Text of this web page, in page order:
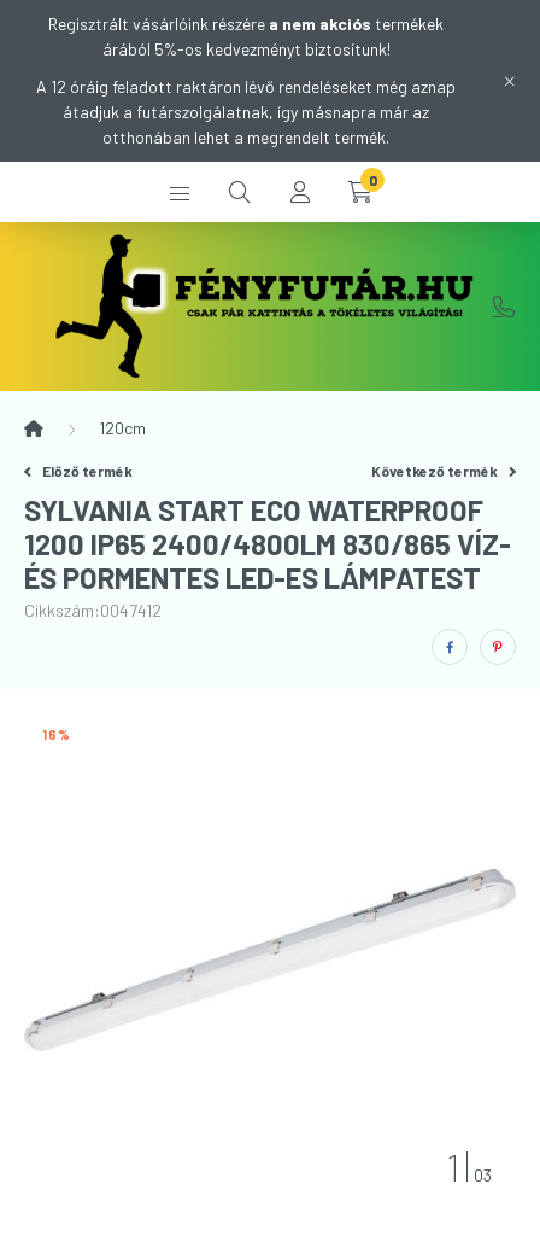
Regisztrált vásárlóink részére a nem akciós termékek
árából 5%-os kedvezményt biztosítunk!
A 12 óráig feladott raktáron lévő rendeléseket még aznap
átadjuk a futárszolgálatnak, így másnapra már az
otthonában lehet a megrendelt termék.
0
120cm
Előző termék Következő termék
SYLVANIA START ECO WATERPROOF
1200 IP65 2400/4800LM 830/865 VÍZ-
ÉS PORMENTES LED-ES LÁMPATEST
(120CM)
Cikkszám:0047412
16
1 03